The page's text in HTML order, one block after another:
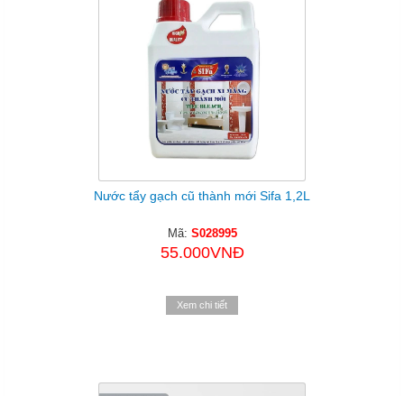
Nước tẩy gạch cũ thành mới Sifa 1,2L
Mã: S028995
55.000VNĐ
Xem chi tiết